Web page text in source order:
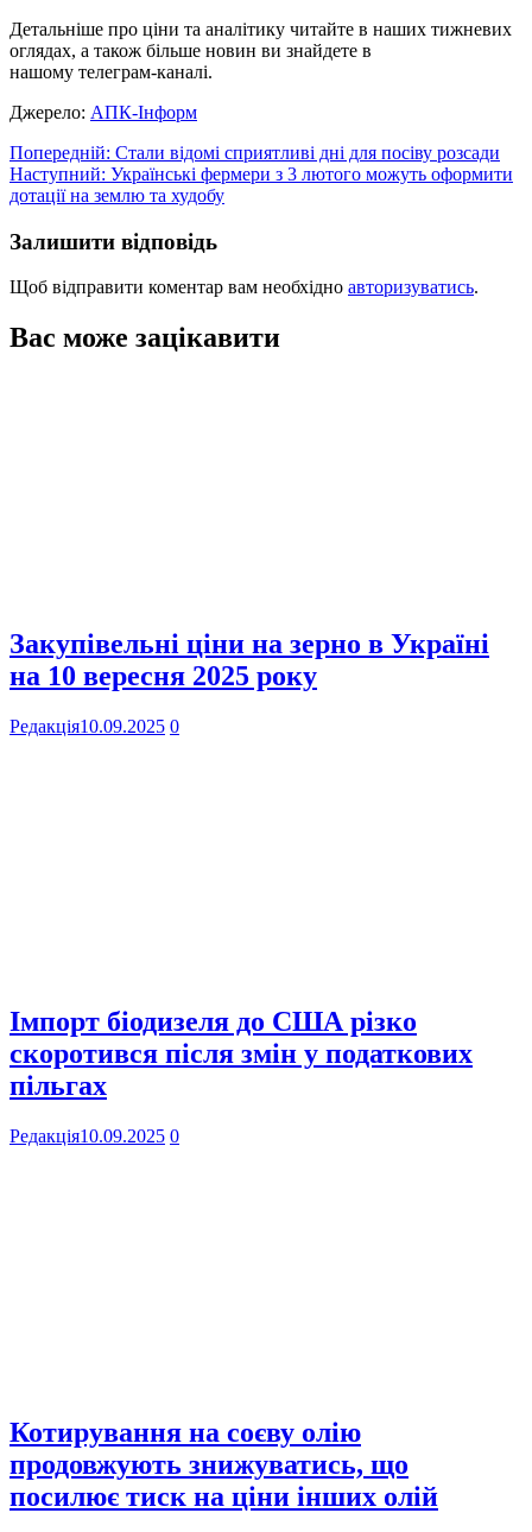
Детальніше про ціни та аналітику читайте в наших тижневих
оглядах, а також більше новин ви знайдете в
нашому телеграм-каналі.
Джерело: АПК-Інформ
Навігація
записів
Попередній: Стали відомі сприятливі дні для посіву розсади
Наступний: Українські фермери з 3 лютого можуть оформити
дотації на землю та худобу
Залишити відповідь
Щоб відправити коментар вам необхідно авторизуватись.
Вас може зацікавити
Закупівельні ціни на зерно в Україні
на 10 вересня 2025 року
Редакція10.09.2025 0
Імпорт біодизеля до США різко
скоротився після змін у податкових
пільгах
Редакція10.09.2025 0
Котирування на соєву олію
продовжують знижуватись, що
посилює тиск на ціни інших олій